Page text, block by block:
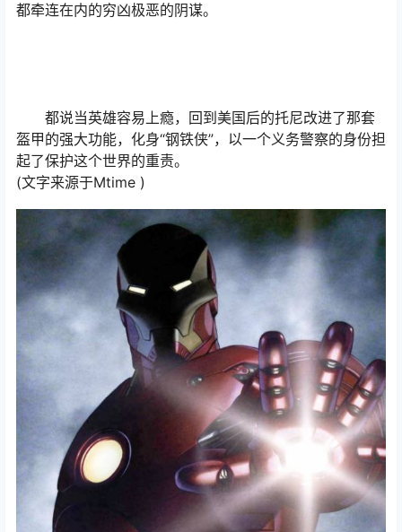
都牵连在内的穷凶极恶的阴谋。
都说当英雄容易上瘾，回到美国后的托尼改进了那套
盔甲的强大功能，化身“钢铁侠”，以一个义务警察的身份担
起了保护这个世界的重责。
(文字来源于Mtime )